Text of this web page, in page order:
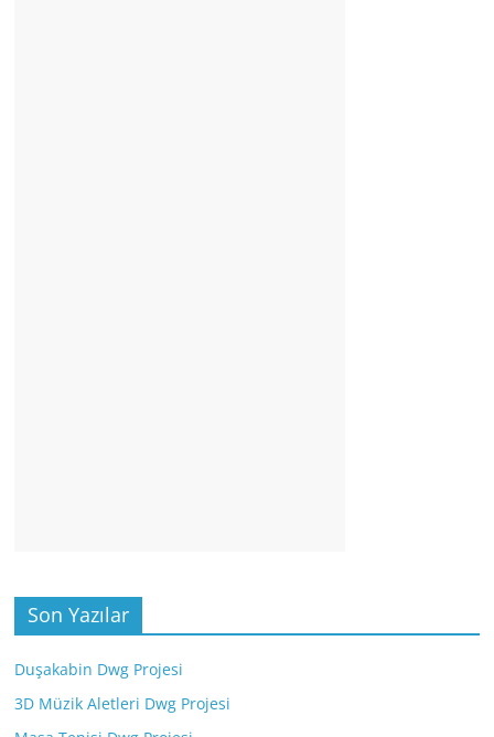
Son Yazılar
Duşakabin Dwg Projesi
3D Müzik Aletleri Dwg Projesi